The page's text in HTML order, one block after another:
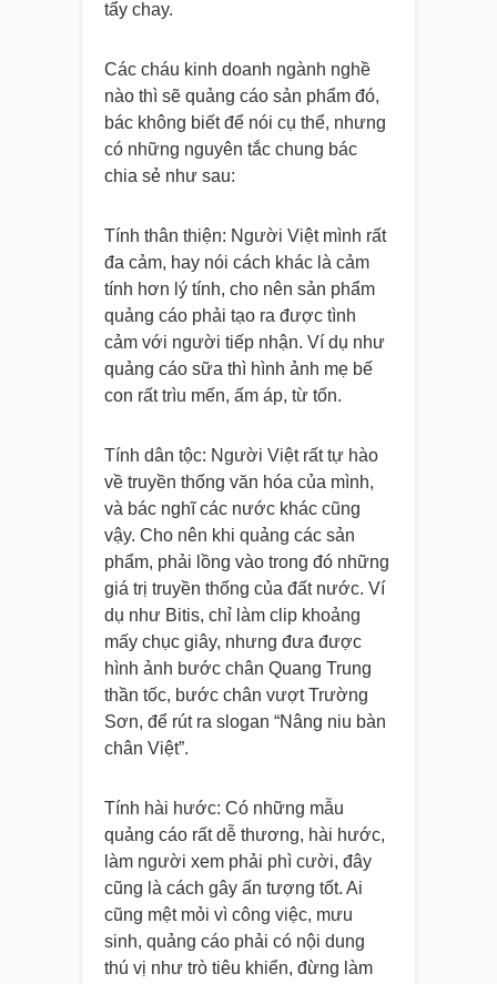
tẩy chay.
Các cháu kinh doanh ngành nghề
nào thì sẽ quảng cáo sản phẩm đó,
bác không biết để nói cụ thể, nhưng
có những nguyên tắc chung bác
chia sẻ như sau:
Tính thân thiện: Người Việt mình rất
đa cảm, hay nói cách khác là cảm
tính hơn lý tính, cho nên sản phẩm
quảng cáo phải tạo ra được tình
cảm với người tiếp nhận. Ví dụ như
quảng cáo sữa thì hình ảnh mẹ bế
con rất trìu mến, ấm áp, từ tốn.
Tính dân tộc: Người Việt rất tự hào
về truyền thống văn hóa của mình,
và bác nghĩ các nước khác cũng
vậy. Cho nên khi quảng các sản
phẩm, phải lồng vào trong đó những
giá trị truyền thống của đất nước. Ví
dụ như Bitis, chỉ làm clip khoảng
mấy chục giây, nhưng đưa được
hình ảnh bước chân Quang Trung
thần tốc, bước chân vượt Trường
Sơn, để rút ra slogan “Nâng niu bàn
chân Việt”.
Tính hài hước: Có những mẫu
quảng cáo rất dễ thương, hài hước,
làm người xem phải phì cười, đây
cũng là cách gây ấn tượng tốt. Ai
cũng mệt mỏi vì công việc, mưu
sinh, quảng cáo phải có nội dung
thú vị như trò tiêu khiển, đừng làm